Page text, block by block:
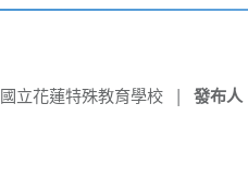
發布人
國立花蓮特殊教育學校 |